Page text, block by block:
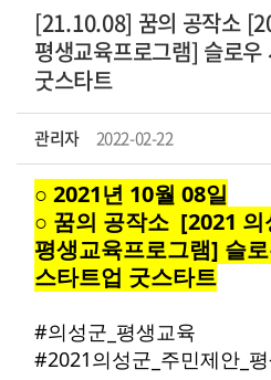
[21.10.08] 꿈의 공작소
평생교육프로그램] 슬로우
굿스타트
관리자 2022-02-22
○ 2021년 10월 08일
○ 꿈의 공작소  [2021
평생교육프로그램] 슬
스타트업 굿스타트
#의성군_평생교육
#2021의성군_주민제안_